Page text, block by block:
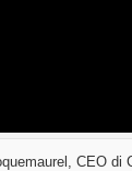
CEO di